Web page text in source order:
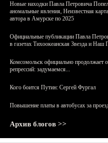
Новые находки Павла Петровича
аномальные явления, Неизвестная
автора в Амурске по 2025
Официальные публикации Павла
в газетах Тихоокеанская Звезда и
Комсомольск официально продолжает
репрессий: задумаемся...
Кого боится Путин: Сергей Фургал
Повышение платы в автобусах за
Архив блогов >>